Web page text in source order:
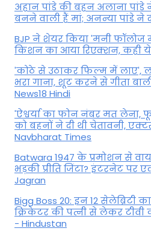
अहान पांडे की बहन अलाना पांडे
बनने वाली हैं मां; अनन्या पांडे ने
BJP ने शेयर किया 'मनी फॉलोज
किशन का आया रिएक्शन, कही ये
'कोठे से उठाकर फिल्म में लाए',
भरा गाना, शूट करने से गीता
News18 Hindi
'ऐश्वर्या का फोन नंबर मत
को बहनों ने दी थी चेतावनी,
Navbharat Times
Batwara 1947 के प्रमोशन से
भड़की प्रीति जिंटा? इंटरनेट पर
Jagran
Bigg Boss 20: इन 12 सेलेब्रिटी
क्रिकेटर की पत्नी से लेकर टीवी
- Hindustan